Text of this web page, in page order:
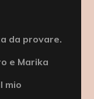
da provare.
e Marika
mio